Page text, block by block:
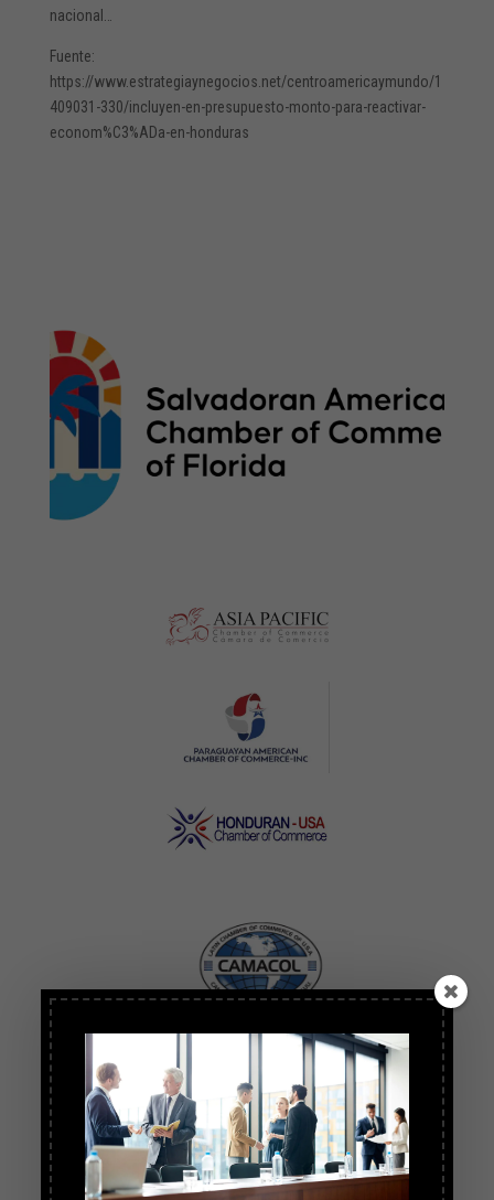
nacional…
Fuente:
https://www.estrategiaynegocios.net/centroamericaymundo/1
409031-330/incluyen-en-presupuesto-monto-para-reactivar-
econom%C3%ADa-en-honduras